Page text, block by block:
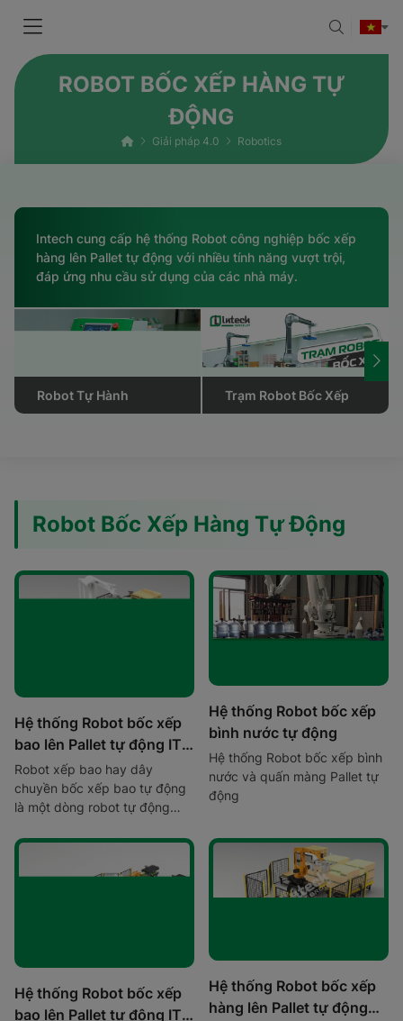
ROBOT BỐC XẾP HÀNG TỰ
ĐỘNG
Giải pháp 4.0 Robotics
Intech cung cấp hệ thống Robot công nghiệp bốc xếp
hàng lên Pallet tự động với nhiều tính năng vượt trội,
đáp ứng nhu cầu sử dụng của các nhà máy.
Tự Hành Trạm Robot Bốc Xếp
Robot Bốc Xếp Hàng Tự Động
Hệ thống Robot bốc xếp
bao lên Pallet tự động IT-
PLT-BR-01
Robot xếp bao hay dây
chuyền bốc xếp bao tự động
là một dòng robot tự động
hàng hóa dạng để đóng gói,
sắp xếp hàng hóa lên hoặc
Hệ thống Robot bốc xếp
bình nước tự động
Hệ thống Robot bốc xếp bình
nước và quấn màng Pallet tự
động
Hệ thống Robot bốc xếp
bao lên Pallet tự động IT-
Hệ thống Robot bốc xếp
hàng lên Pallet tự động